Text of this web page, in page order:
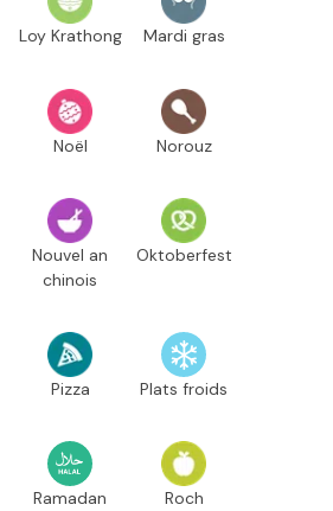
Loy Krathong Mardi gras
Noël Norouz
Nouvel an
chinois
Oktoberfest
Pizza Plats froids
Ramadan Roch